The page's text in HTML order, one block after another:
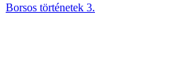
Borsos történetek 3.